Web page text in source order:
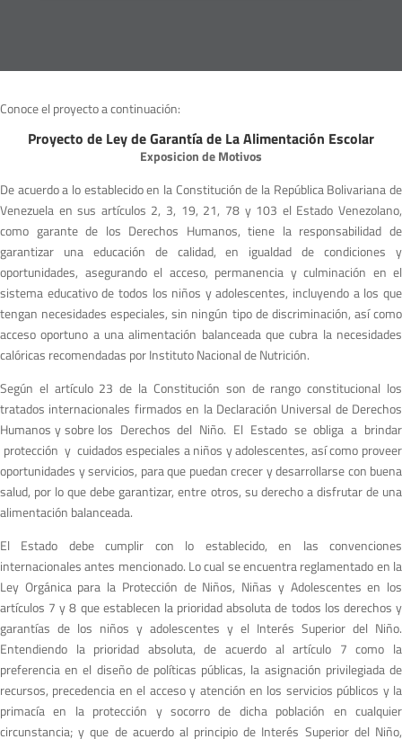
Conoce el proyecto a continuación:
Proyecto de Ley de Garantía de La Alimentación Escolar
Exposicion de Motivos
De acuerdo a lo establecido en la Constitución de la República Bolivariana de
Venezuela en sus artículos 2, 3, 19, 21, 78 y 103 el Estado Venezolano,
como garante de los Derechos Humanos, tiene la responsabilidad de
garantizar una educación de calidad, en igualdad de condiciones y
oportunidades, asegurando el acceso, permanencia y culminación en el
sistema educativo de todos los niños y adolescentes, incluyendo a los que
tengan necesidades especiales, sin ningún tipo de discriminación, así como
acceso oportuno a una alimentación balanceada que cubra la necesidades
calóricas recomendadas por Instituto Nacional de Nutrición.
Según el artículo 23 de la Constitución son de rango constitucional los
tratados internacionales firmados en la Declaración Universal de Derechos
Humanos y sobre los Derechos del Niño. El Estado se obliga a brindar
protección y cuidados especiales a niños y adolescentes, así como proveer
oportunidades y servicios, para que puedan crecer y desarrollarse con buena
salud, por lo que debe garantizar, entre otros, su derecho a disfrutar de una
alimentación balanceada.
El Estado debe cumplir con lo establecido, en las convenciones
internacionales antes mencionado. Lo cual se encuentra reglamentado en la
Ley Orgánica para la Protección de Niños, Niñas y Adolescentes en los
artículos 7 y 8 que establecen la prioridad absoluta de todos los derechos y
garantías de los niños y adolescentes y el Interés Superior del Niño.
Entendiendo la prioridad absoluta, de acuerdo al artículo 7 como la
preferencia en el diseño de políticas públicas, la asignación privilegiada de
recursos, precedencia en el acceso y atención en los servicios públicos y la
primacía en la protección y socorro de dicha población en cualquier
circunstancia; y que de acuerdo al principio de Interés Superior del Niño,